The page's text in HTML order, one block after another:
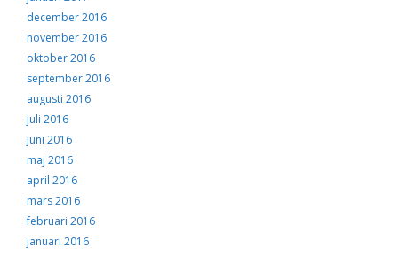
december 2016
november 2016
oktober 2016
september 2016
augusti 2016
juli 2016
juni 2016
maj 2016
april 2016
mars 2016
februari 2016
januari 2016